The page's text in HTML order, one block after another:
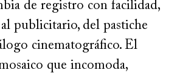
de registro con facilidad,
publicitario, del pastiche
cinematográfico. El
que incomoda,